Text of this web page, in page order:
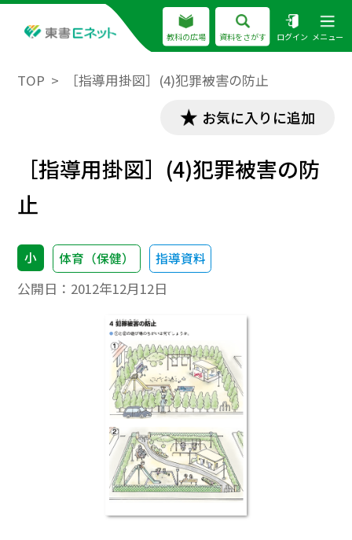
教科の広場 資料をさがす ログイン メニュー
TOP ［指導用掛図］(4)犯罪被害の防止
お気に入りに追加
［指導用掛図］(4)犯罪被害の防
止
小 体育（保健） 指導資料
公開日： 2012年12月12日